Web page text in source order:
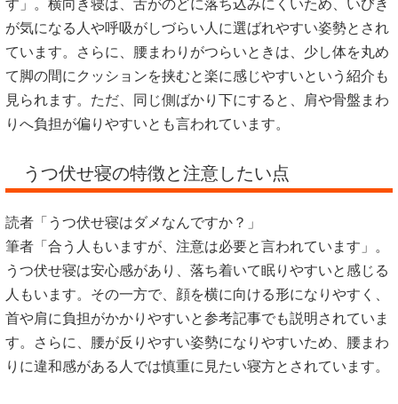
す」。横向き寝は、舌がのどに落ち込みにくいため、いびき
が気になる人や呼吸がしづらい人に選ばれやすい姿勢とされ
ています。さらに、腰まわりがつらいときは、少し体を丸め
て脚の間にクッションを挟むと楽に感じやすいという紹介も
見られます。ただ、同じ側ばかり下にすると、肩や骨盤まわ
りへ負担が偏りやすいとも言われています。
うつ伏せ寝の特徴と注意したい点
読者「うつ伏せ寝はダメなんですか？」
筆者「合う人もいますが、注意は必要と言われています」。
うつ伏せ寝は安心感があり、落ち着いて眠りやすいと感じる
人もいます。その一方で、顔を横に向ける形になりやすく、
首や肩に負担がかかりやすいと参考記事でも説明されていま
す。さらに、腰が反りやすい姿勢になりやすいため、腰まわ
りに違和感がある人では慎重に見たい寝方とされています。